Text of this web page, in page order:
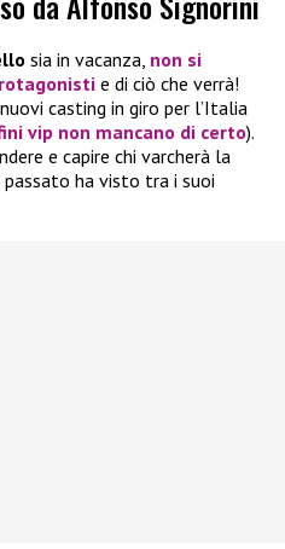
sia in vacanza, non si
e di ciò che verrà!
casting in giro per l’Italia
vip non mancano di certo).
e capire chi varcherà la
ha visto tra i suoi